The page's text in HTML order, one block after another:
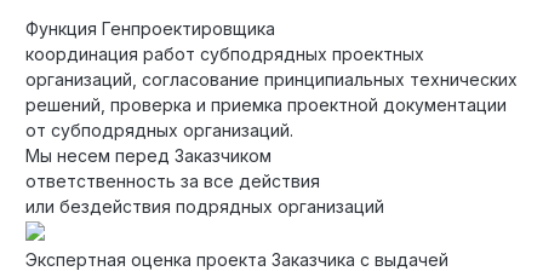
Пожизненное обслуживание
Технология по улучшенным российским нормативам
Технология здоровый дом
Функция Генпроектировщика
координация работ субподрядных проектных
организаций, согласование принципиальных технических
решений, проверка и приемка проектной документации
от субподрядных организаций.
Мы несем перед Заказчиком
ответственность за все действия
или бездействия подрядных организаций
Экспертная оценка проекта Заказчика с выдачей